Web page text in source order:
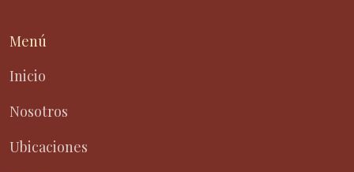
Menú
Inicio
Nosotros
Ubicaciones